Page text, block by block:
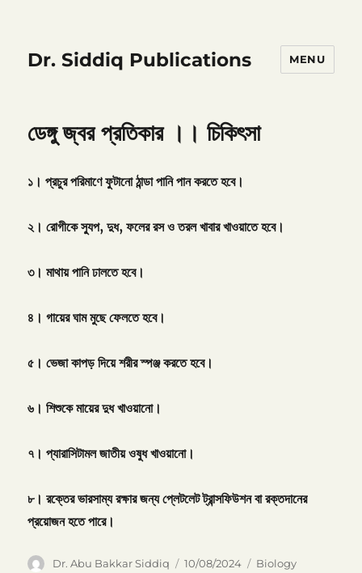
Dr. Siddiq Publications MENU
ডেঙ্গু জ্বর প্রতিকার ।। চিকিৎসা
১। প্রচুর পরিমাণে ফুটানো ঠান্ডা পানি পান করতে হবে।
২। রোগীকে স্যুপ,দুধ,ফলের রস ও তরল খাবার খাওয়াতে হবে।
৩। মাথায় পানি ঢালতে হবে।
৪। গায়ের ঘাম মুছে ফেলতে হবে।
৫। ভেজা কাপড় দিয়ে শরীর স্পঞ্জ করতে হবে।
৬। শিশুকে মায়ের দুধ খাওয়ানো।
৭। প্যারাসিটামল জাতীয় ওষুধ খাওয়ানো।
৮। রক্তের ভারসাম্য রক্ষার জন্য প্লেটলেট ট্রান্সফিউশন বা রক্তদানের
প্রয়োজন হতে পারে।
Author
Dr. Abu Bakkar Siddiq
Posted
10/08/2024 Categories
Biology